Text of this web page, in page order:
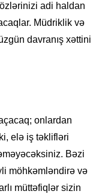
adi haldan
Müdriklik və
davranış xəttini
onlardan
elə iş təklifləri
Bəzi
möhkəmləndirə və
müttəfiqlər sizin